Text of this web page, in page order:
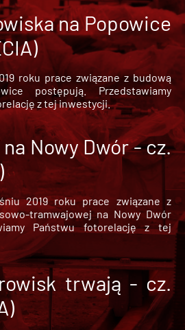
na Popowice
roku prace związane z budową
postępują. Przedstawiamy
z tej inwestycji.
Nowy Dwór - cz.
2019 roku prace związane z
tramwajowej na Nowy Dwór
Państwu fotorelację z tej
trwają - cz.